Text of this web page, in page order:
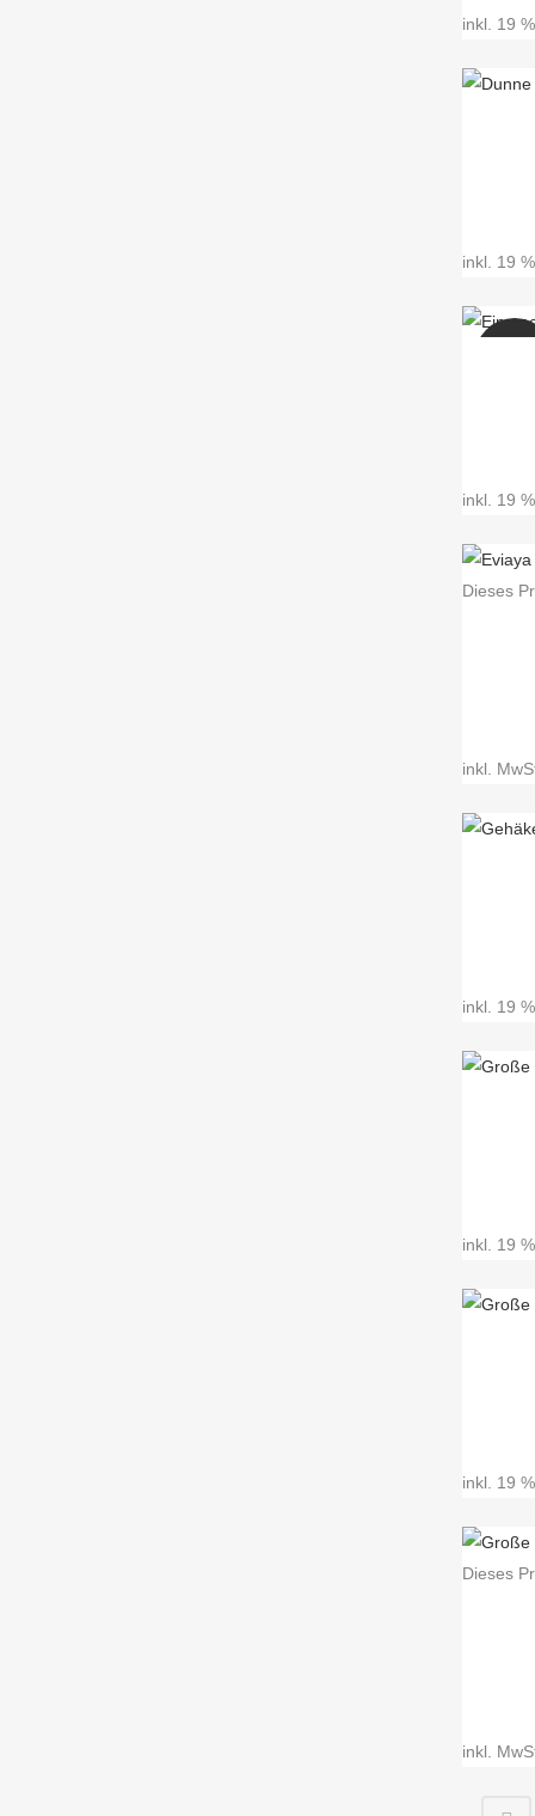
inkl. 19
inkl. 19
inkl. 19
Dieses
inkl.
inkl. 19
inkl. 19
inkl. 19
Dieses
inkl.